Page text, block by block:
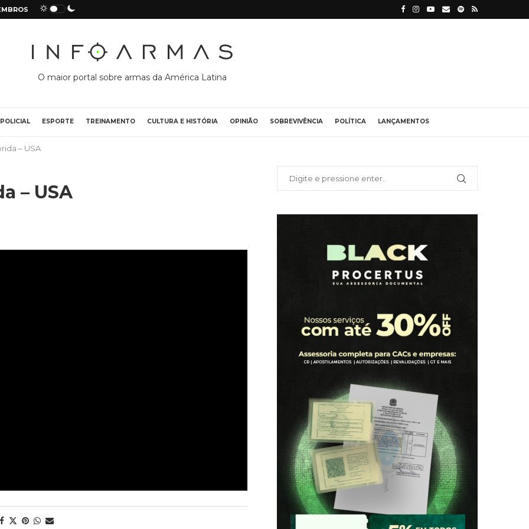
O maior portal sobre armas da América Latina
POLICIAL ESPORTE TREINAMENTO CULTURA E HISTÓRIA OPINIÃO SOBREVIVÊNCIA POLÍTICA LANÇAMENTOS
– USA
– USA